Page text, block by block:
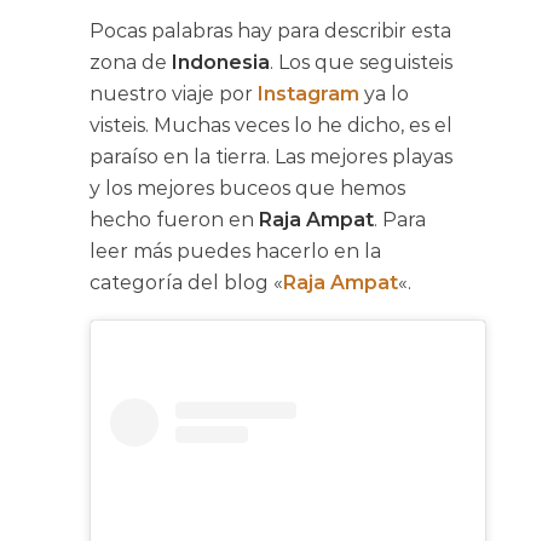
Pocas palabras hay para describir esta
zona de Indonesia. Los que seguisteis
nuestro viaje por Instagram ya lo
visteis. Muchas veces lo he dicho, es el
paraíso en la tierra. Las mejores playas
y los mejores buceos que hemos
hecho fueron en Raja Ampat. Para
leer más puedes hacerlo en la
categoría del blog «Raja Ampat«.